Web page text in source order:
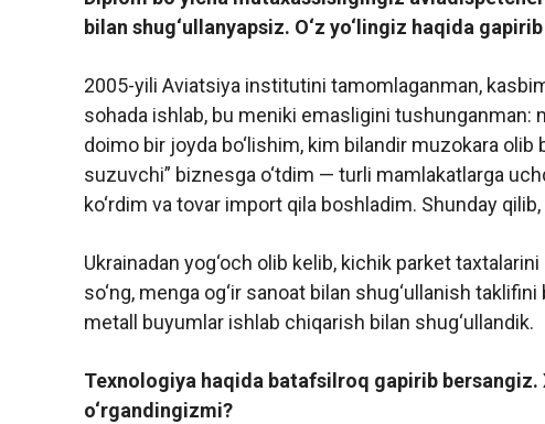
bilan shug‘ullanyapsiz. O‘z yo‘lingiz haqida
2005-yili Aviatsiya institutini tamomlaganman,
sohada ishlab, bu meniki emasligini
doimo bir joyda bo‘lishim, kim bilandir muzokara
suzuvchi” biznesga o‘tdim — turli mamlakatlarga
ko‘rdim va tovar import qila boshladim. Shunday
Ukrainadan yog‘och olib kelib, kichik parket
so‘ng, menga og‘ir sanoat bilan shug‘ullanish
metall buyumlar ishlab chiqarish bilan shug‘ullandik.
Texnologiya haqida batafsilroq gapirib
o‘rgandingizmi?